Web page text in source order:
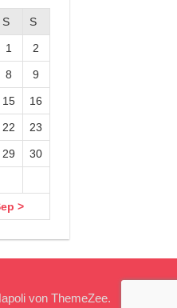
S S
1 2
8 9
15 16
22 23
29 30
>
von ThemeZee.